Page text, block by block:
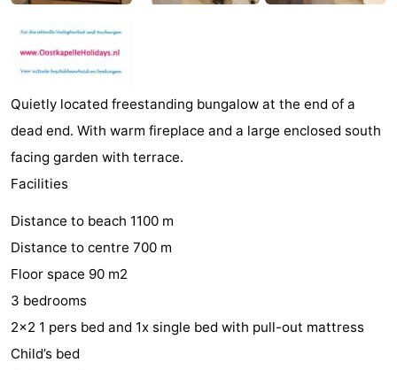
et
Lieux
Musées
-
Monuments
-
de
-
Quietly located freestanding bungalow at the end of a
dead end. With warm fireplace and a large enclosed south
facing garden with terrace.
Facilities
Distance to beach 1100 m
Distance to centre 700 m
Floor space 90 m2
3 bedrooms
2×2 1 pers bed and 1x single bed with pull-out mattress
Child’s bed